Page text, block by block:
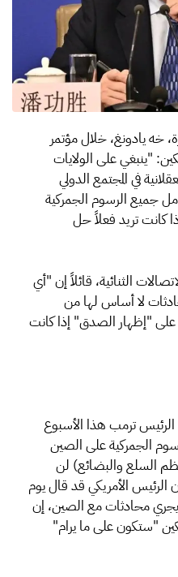
خه يادونغ، خلال مؤتمر
"ينبغي على الولايات
في المجتمع الدولي
جميع الرسوم الجمركية
كانت تريد فعلاً حل
الثنائية، قائلاً إن "أي
لا أساس لها من
على "إظهار الصدق" إذا كانت
الرئيس ترمب هذا الأسبوع
الجمركية على الصين
145% على معظم السلع والبضائع) لن
الرئيس الأمريكي قد قال يوم
يجري محادثات مع الصين، إن
"ستكون على ما يرام"